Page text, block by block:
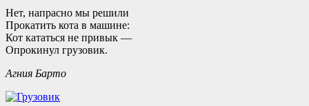
Нет, напрасно мы решили
Прокатить кота в машине:
Кот кататься не привык —
Опрокинул грузовик.
Агния Барто